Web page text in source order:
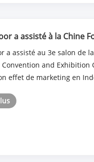
a assisté à la Chine
a assisté au 3e salon de
and Exhibition
effet de marketing en